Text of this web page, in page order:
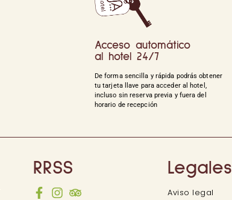
Acceso automático
al hotel 24/7
De forma sencilla y rápida podrás obtener
tu tarjeta llave para acceder al hotel,
incluso sin reserva previa y fuera del
horario de recepción
RRSS Legales
Aviso legal